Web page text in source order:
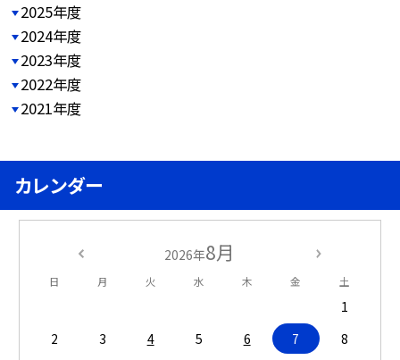
2025年度
2024年度
2023年度
2022年度
2021年度
カレンダー
2026年8月
日 月 火 水 木 金 土
1
2
3 4 5 6 7
8